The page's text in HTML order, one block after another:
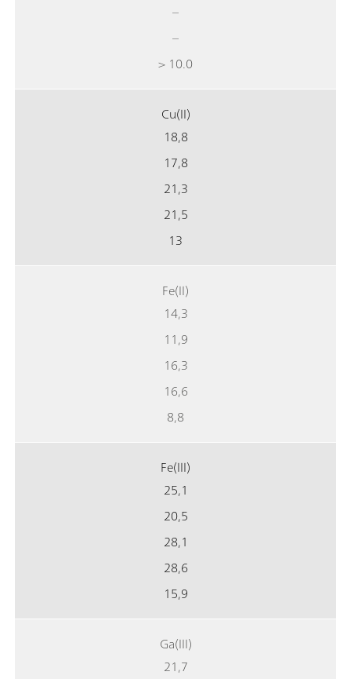
–
–
> 10.0
Cu(II)
18,8
17,8
21,3
21,5
13
Fe(II)
14,3
11,9
16,3
16,6
8,8
Fe(III)
25,1
20,5
28,1
28,6
15,9
Ga(III)
21,7